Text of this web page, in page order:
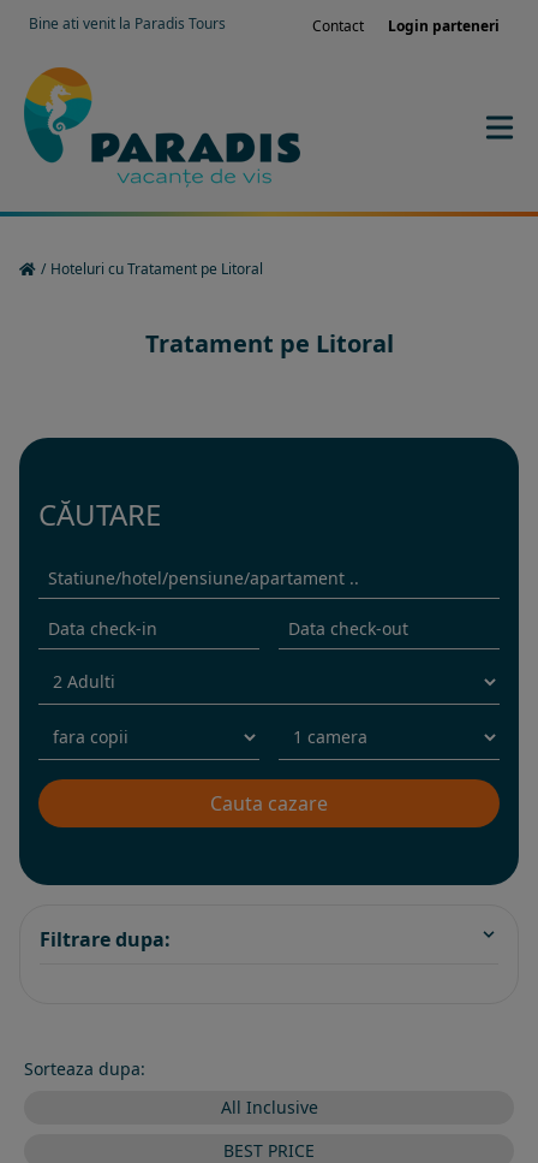
Bine ati venit la Paradis Tours Contact Login parteneri
/ Hoteluri cu Tratament pe Litoral
Tratament pe Litoral
CĂUTARE
Filtrare dupa:
Sorteaza dupa:
All Inclusive
BEST PRICE